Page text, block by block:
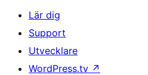
Lär dig
Support
Utvecklare
WordPress.tv ↗